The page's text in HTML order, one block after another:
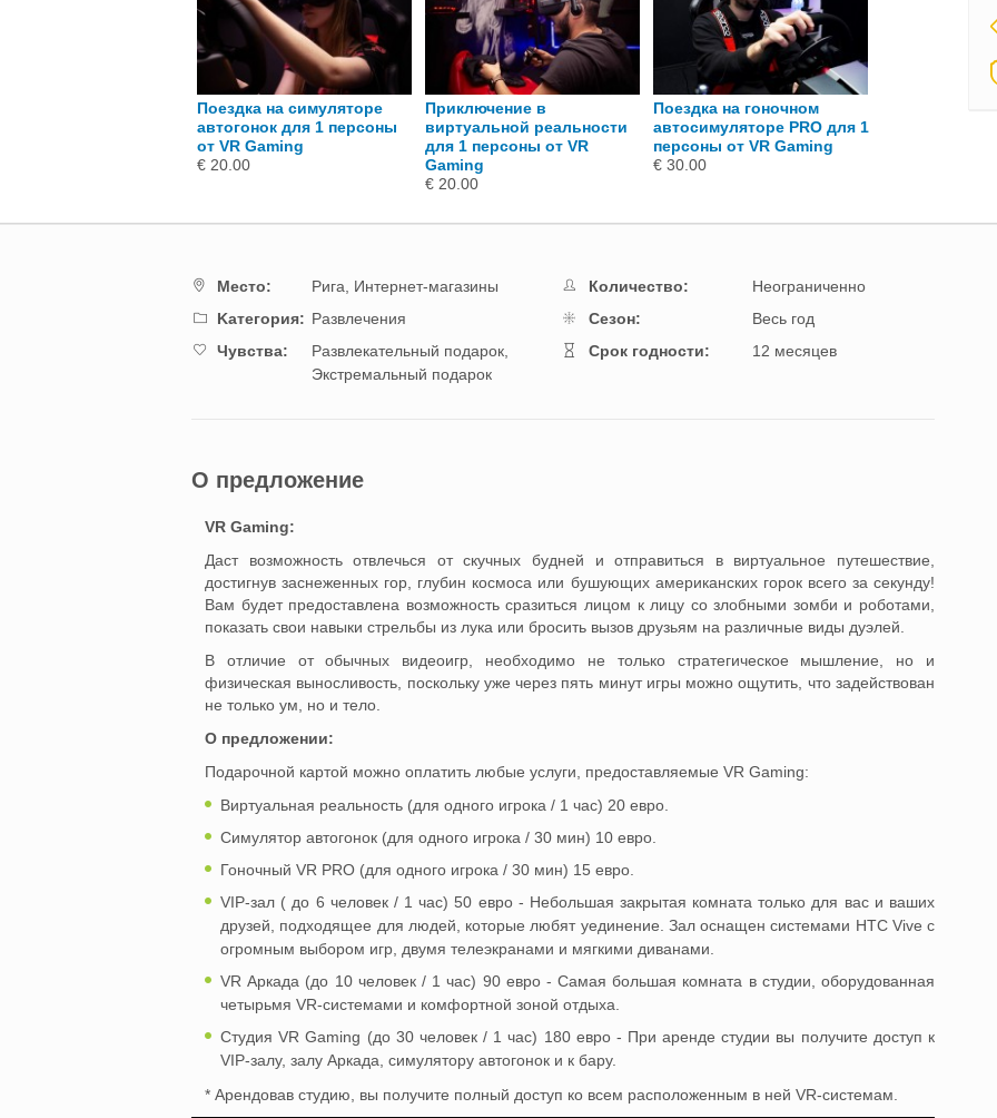
Поездка на симуляторе
автогонок для 1 персоны
от VR Gaming
€ 20.00
Приключение в
виртуальной реальности
для 1 персоны от VR
Gaming
€ 20.00
Поездка на гоночном
автосимуляторе PRO для 1
персоны от VR Gaming
€ 30.00
Mестo: Рига,
Интернет-магазины
Kатегория: Развлечения
Чувства:
Развлекательный подарок,
Экстремальный подарок
Количество:
Неограниченно
Cезон:
Весь год
Cрок годности:
12 месяцев
О предложение
VR Gaming:
Даст возможность отвлечься от скучных будней и отправиться в виртуальное путешествие,
достигнув заснеженных гор, глубин космоса или бушующих американских горок всего за секунду!
Вам будет предоставлена ​​возможность сразиться лицом к лицу со злобными зомби и роботами,
показать свои навыки стрельбы из лука или бросить вызов друзьям на различные виды дуэлей.
В отличие от обычных видеоигр, необходимо не только стратегическое мышление, но и
физическая выносливость, поскольку уже через пять минут игры можно ощутить, что задействован
не только ум, но и тело.
О предложении:
Подарочной картой можно оплатить любые услуги, предоставляемые VR Gaming:
Виртуальная реальность (для одного игрока / 1 час) 20 евро.
Симулятор автогонок (для одного игрока / 30 мин) 10 евро.
Гоночный VR PRO (для одного игрока / 30 мин) 15 евро.
VIP-зал ( до 6 человек / 1 час) 50 евро - Небольшая закрытая комната только для вас и ваших
друзей, подходящее для людей, которые любят уединение. Зал оснащен системами HTC Vive с
огромным выбором игр, двумя телеэкранами и мягкими диванами.
VR Аркада (до 10 человек / 1 час) 90 евро - Самая большая комната в студии, оборудованная
четырьмя VR-системами и комфортной зоной отдыха.
Студия VR Gaming (до 30 человек / 1 час) 180 евро - При аренде студии вы получите доступ к
VIP-залу, залу Аркада, симулятору автогонок и к бару.
* Арендовав студию, вы получите полный доступ ко всем расположенным в ней VR-системам.